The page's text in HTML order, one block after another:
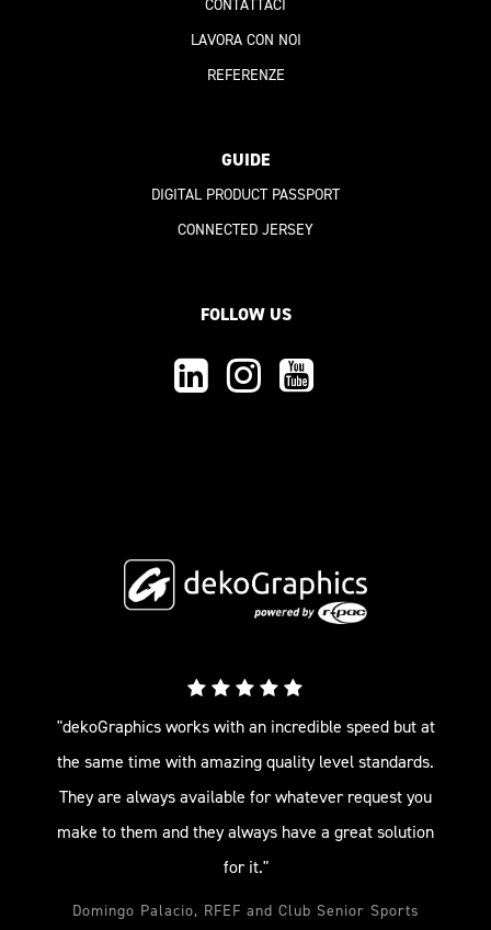
CONTATTACI
LAVORA CON NOI
REFERENZE
GUIDE
DIGITAL PRODUCT PASSPORT
CONNECTED JERSEY
FOLLOW US
"dekoGraphics works with an incredible speed but at
the same time with amazing quality level standards.
They are always available for whatever request you
make to them and they always have a great solution
for it."
Domingo Palacio, RFEF and Club Senior Sports